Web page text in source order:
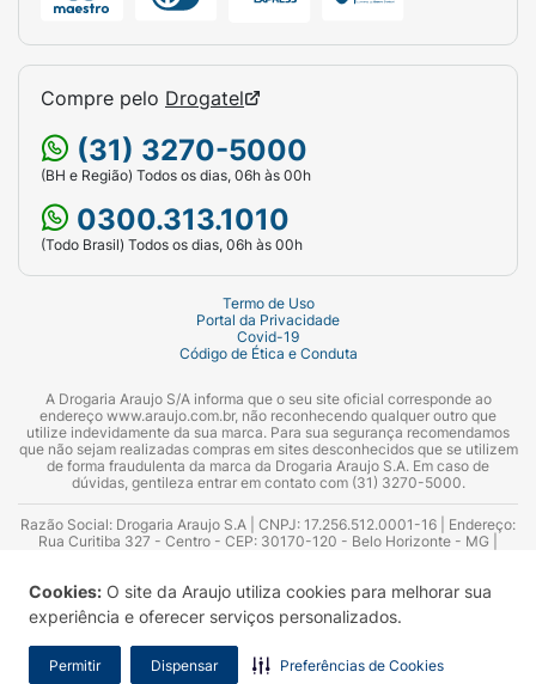
Cookies: O site da Araujo utiliza cookies para melhorar sua
experiência e oferecer serviços personalizados.
Permitir Dispensar Preferências de Cookies
Compre pelo Drogatel
(31) 3270-5000
(BH e Região) Todos os dias, 06h às 00h
0300.313.1010
(Todo Brasil) Todos os dias, 06h às 00h
Termo de Uso
Portal da Privacidade
Covid-19
Código de Ética e Conduta
A Drogaria Araujo S/A informa que o seu site oficial corresponde ao
endereço www.araujo.com.br, não reconhecendo qualquer outro que
utilize indevidamente da sua marca. Para sua segurança recomendamos
que não sejam realizadas compras em sites desconhecidos que se utilizem
de forma fraudulenta da marca da Drogaria Araujo S.A. Em caso de
dúvidas, gentileza entrar em contato com (31) 3270-5000.
Razão Social: Drogaria Araujo S.A | CNPJ: 17.256.512.0001-16 | Endereço:
Rua Curitiba 327 - Centro - CEP: 30170-120 - Belo Horizonte - MG |
Azevedo Guimarães – CRF 10.965 | Yasmin Silva Alvarenga – CRF 52.584 -
Consultor substituto: Thiago Aguiar Pinheiro - CRF Nº 13.748. Alvará
Sanitário: 2025020713 | Autorização de Funcionamento da Empresa (AFE):